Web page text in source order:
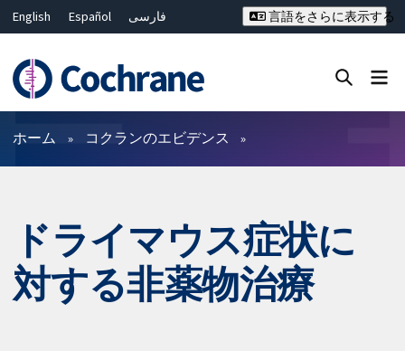
English Español
فارسی
Deutsch
Bahasa Malaysia
ไทย
繁體中文
简体中文
言語をさらに表示する
フィルター
ホーム コクランのエビデンス
ドライマウス症状に
対する非薬物治療